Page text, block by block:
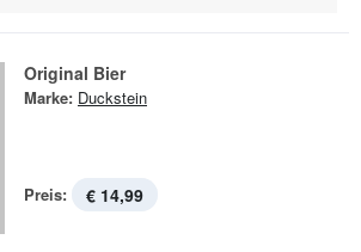
Original Bier
Marke: Duckstein
Preis: € 14,99